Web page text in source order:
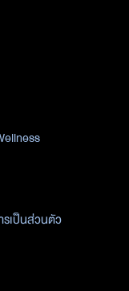
เป็นส่วนตัว